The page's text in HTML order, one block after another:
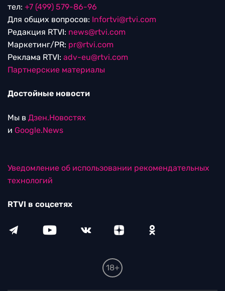
тел: +7 (499) 579-86-96
Для общих вопросов: Infortvi@rtvi.com
Редакция RTVI: news@rtvi.com
Маркетинг/PR: pr@rtvi.com
Реклама RTVI: adv-eu@rtvi.com
Партнерские материалы
Достойные новости
Мы в Дзен.Новостях
и Google.News
Уведомление об использовании рекомендательных
технологий
RTVI в соцсетях
18+